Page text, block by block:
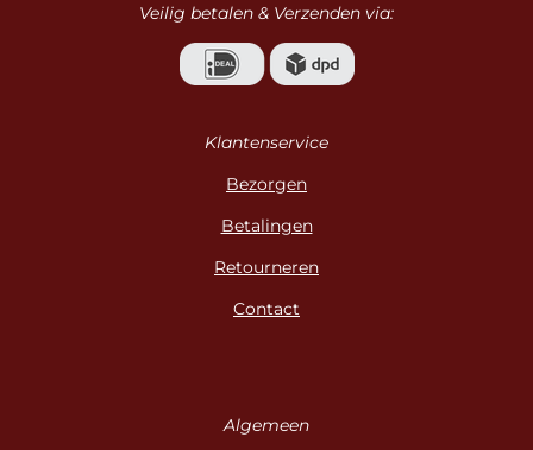
Veilig betalen & Verzenden via:
Klantenservice
Bezorgen
Betalingen
Retourneren
Contact
Algemeen